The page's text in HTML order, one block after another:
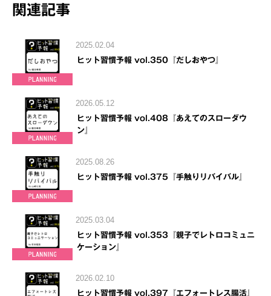
関連記事
2025.02.04
ヒット習慣予報 vol.350『だしおやつ』
2026.05.12
ヒット習慣予報 vol.408『あえてのスローダウ
ン』
2025.08.26
ヒット習慣予報 vol.375『手触りリバイバル』
2025.03.04
ヒット習慣予報 vol.353『親子でレトロコミュニ
ケーション』
2026.02.10
ヒット習慣予報 vol.397『エフォートレス腸活』